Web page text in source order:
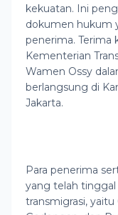
kekuatan. Ini
dokumen hukum
penerima. Terima
Kementerian
Wamen Ossy
berlangsung di
Jakarta.
Para penerima
yang telah tinggal
transmigrasi,